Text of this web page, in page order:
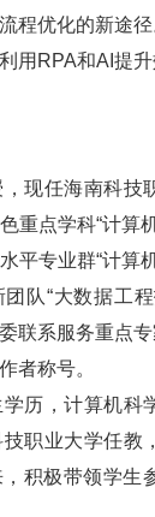
程优化的新途径
用RPA和AI提升
现任海南科技
重点学科“计算
平专业群“计算
队“大数据工
联系服务重点
者称号。
历，计算机科
职业大学任教
积极带领学生